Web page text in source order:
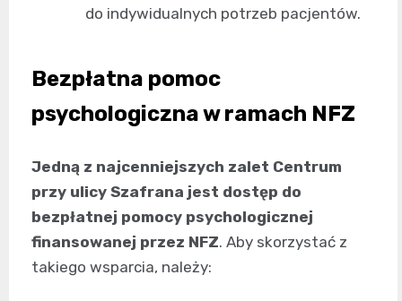
do indywidualnych potrzeb pacjentów.
Bezpłatna pomoc
psychologiczna w ramach NFZ
Jedną z najcenniejszych zalet Centrum
przy ulicy Szafrana jest dostęp do
bezpłatnej pomocy psychologicznej
finansowanej przez NFZ. Aby skorzystać z
takiego wsparcia, należy: